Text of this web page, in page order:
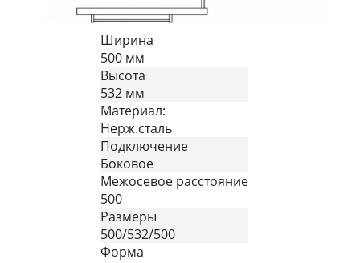
Ширина
500 мм
Высота
532 мм
Материал:
Нерж.сталь
Подключение
Боковое
Межосевое расстояние
500
Размеры
500/532/500
Форма